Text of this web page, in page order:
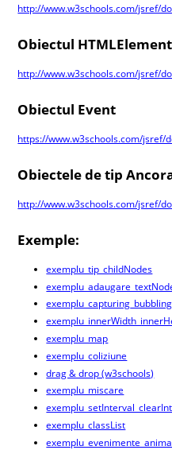
http://www.w3schools.com/jsref/
Obiectul HTMLElement
http://www.w3schools.com/jsref/
Obiectul Event
https://www.w3schools.com/jsref/
Obiectele de tip
http://www.w3schools.com/jsref/
Exemple:
exemplu_tip_childNodes
exemplu_map
exemplu_coliziune
drag & drop (w3schools)
exemplu_miscare
exemplu_classList